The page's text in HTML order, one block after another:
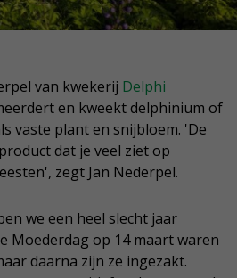
van kwekerij Delphi
en kweekt delphinium of
vaste plant en snijbloem. 'De
dat je veel ziet op
zegt Jan Nederpel.
we een heel slecht jaar
Moederdag op 14 maart waren
daarna zijn ze ingezakt.